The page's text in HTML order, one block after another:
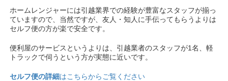
ホームレンジャーには引越業界での経験が豊富なスタッフが揃っ
ていますので、当然ですが、友人・知人に手伝ってもらうよりは
セルフ便の方が楽で安全です。
便利屋のサービスというよりは、引越業者のスタッフが1名、軽
トラックで伺うという方が実態に近いです。
セルフ便の詳細はこちらからご覧ください